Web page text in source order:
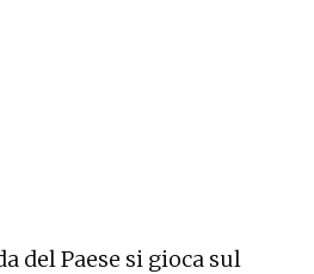
del Paese si gioca sul